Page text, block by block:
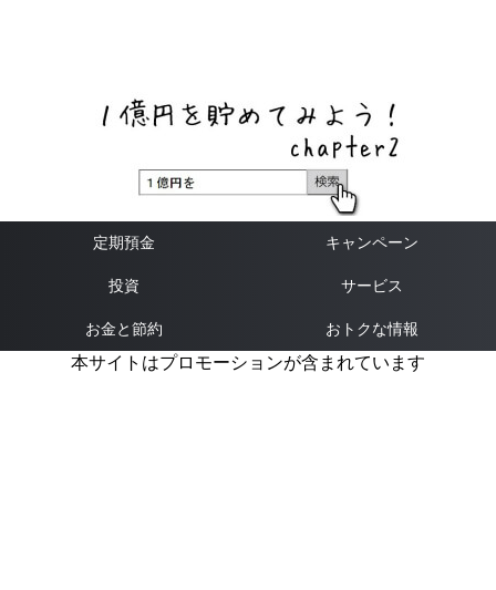
定期預金 キャンペーン
投資 サービス
お金と節約 おトクな情報
本サイトはプロモーションが含まれています